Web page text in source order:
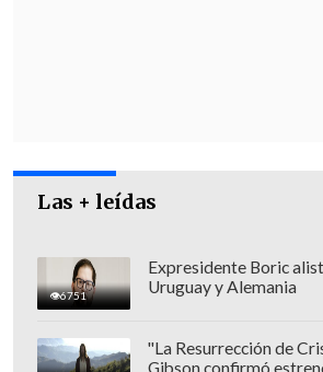
Las + leídas
6751
Expresidente Boric
Uruguay y Alemania
"La Resurrección de
Gibson confirmó